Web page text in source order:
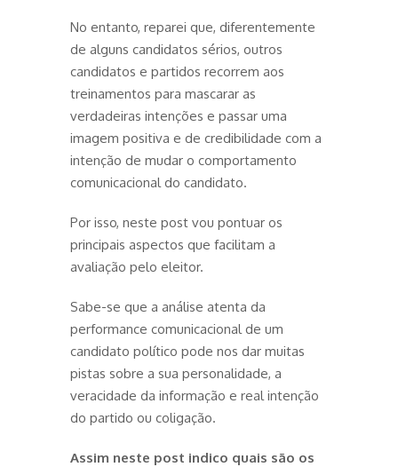
No entanto, reparei que, diferentemente
de alguns candidatos sérios, outros
candidatos e partidos recorrem aos
treinamentos para mascarar as
verdadeiras intenções e passar uma
imagem positiva e de credibilidade com a
intenção de mudar o comportamento
comunicacional do candidato.
Por isso, neste post vou pontuar os
principais aspectos que facilitam a
avaliação pelo eleitor.
Sabe-se que a análise atenta da
performance comunicacional de um
candidato político pode nos dar muitas
pistas sobre a sua personalidade, a
veracidade da informação e real intenção
do partido ou coligação.
Assim neste post indico quais são os